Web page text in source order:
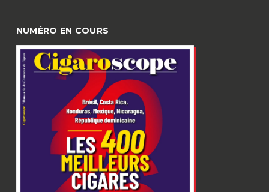
NUMÉRO EN COURS